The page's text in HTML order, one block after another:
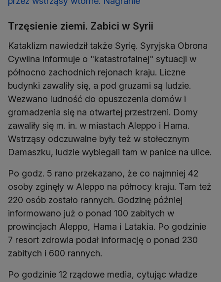
Trzęsienie ziemi. Zabici w Syrii
Kataklizm nawiedził także Syrię. Syryjska Obrona
Cywilna informuje o "katastrofalnej" sytuacji w
północno zachodnich rejonach kraju. Liczne
budynki zawaliły się, a pod gruzami są ludzie.
Wezwano ludność do opuszczenia domów i
gromadzenia się na otwartej przestrzeni. Domy
zawaliły się m. in. w miastach Aleppo i Hama.
Wstrząsy odczuwalne były też w stołecznym
Damaszku, ludzie wybiegali tam w panice na ulice.
Po godz. 5 rano przekazano, że co najmniej 42
osoby zginęły w Aleppo na północy kraju. Tam też
220 osób zostało rannych. Godzinę później
informowano już o ponad 100 zabitych w
prowincjach Aleppo, Hama i Latakia. Po godzinie
7 resort zdrowia podał informację o ponad 230
zabitych i 600 rannych.
Po godzinie 12 rządowe media, cytując władze